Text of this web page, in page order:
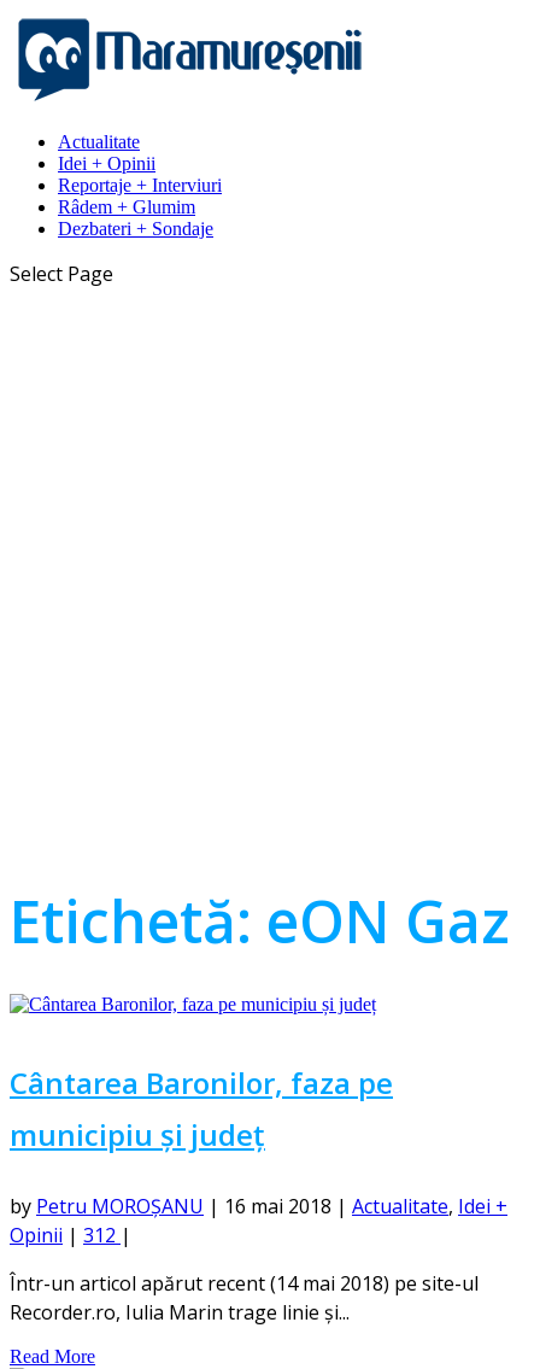
Actualitate
Idei + Opinii
Reportaje + Interviuri
Râdem + Glumim
Dezbateri + Sondaje
Select Page
Etichetă: eON Gaz
Cântarea Baronilor, faza pe
municipiu și județ
by Petru MOROȘANU | 16 mai 2018 | Actualitate, Idei +
Opinii | 312 |
Într-un articol apărut recent (14 mai 2018) pe site-ul
Recorder.ro, Iulia Marin trage linie și...
Read More